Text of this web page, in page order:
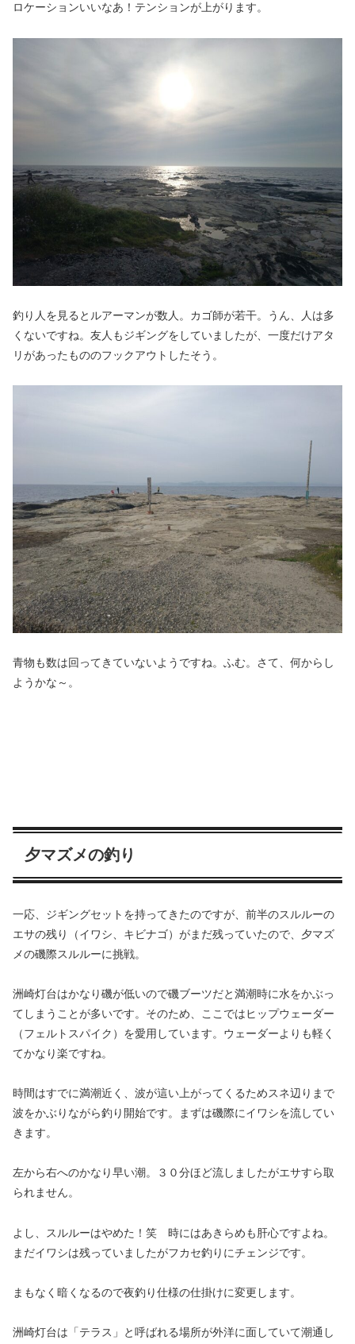
ロケーションいいなあ！テンションが上がります。
釣り人を見るとルアーマンが数人。カゴ師が若干。うん、人は多
くないですね。友人もジギングをしていましたが、一度だけアタ
リがあったもののフックアウトしたそう。
青物も数は回ってきていないようですね。ふむ。さて、何からし
ようかな～。
夕マズメの釣り
一応、ジギングセットを持ってきたのですが、前半のスルルーの
エサの残り（イワシ、キビナゴ）がまだ残っていたので、夕マズ
メの磯際スルルーに挑戦。
洲崎灯台はかなり磯が低いので磯ブーツだと満潮時に水をかぶっ
てしまうことが多いです。そのため、ここではヒップウェーダー
（フェルトスパイク）を愛用しています。ウェーダーよりも軽く
てかなり楽ですね。
時間はすでに満潮近く、波が這い上がってくるためスネ辺りまで
波をかぶりながら釣り開始です。まずは磯際にイワシを流してい
きます。
左から右へのかなり早い潮。３０分ほど流しましたがエサすら取
られません。
よし、スルルーはやめた！笑 時にはあきらめも肝心ですよね。
まだイワシは残っていましたがフカセ釣りにチェンジです。
まもなく暗くなるので夜釣り仕様の仕掛けに変更します。
洲崎灯台は「テラス」と呼ばれる場所が外洋に面していて潮通し